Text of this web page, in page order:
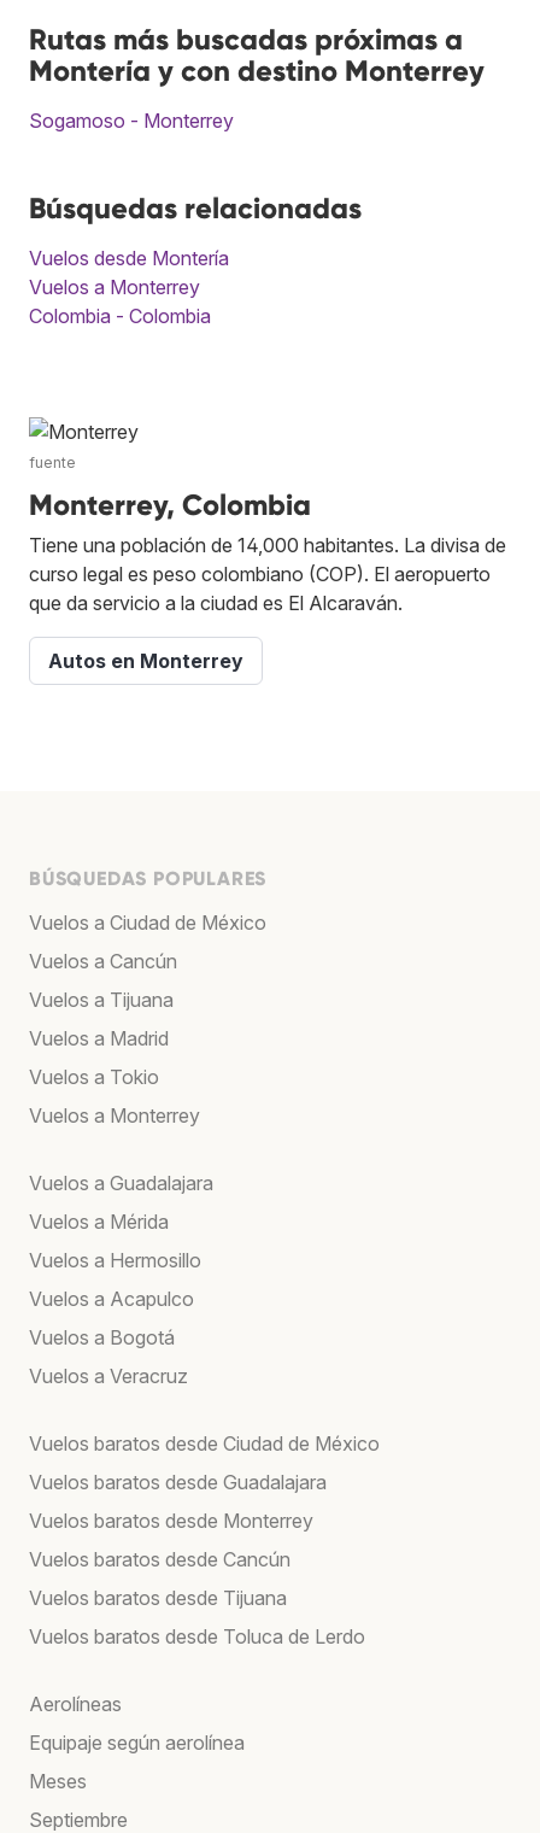
Rutas más buscadas próximas a
Montería y con destino Monterrey
Sogamoso - Monterrey
Búsquedas relacionadas
Vuelos desde Montería
Vuelos a Monterrey
Colombia - Colombia
fuente
Monterrey, Colombia
Tiene una población de 14,000 habitantes. La divisa de
curso legal es peso colombiano (COP). El aeropuerto
que da servicio a la ciudad es El Alcaraván.
Autos en Monterrey
BÚSQUEDAS POPULARES
Vuelos a Ciudad de México
Vuelos a Cancún
Vuelos a Tijuana
Vuelos a Madrid
Vuelos a Tokio
Vuelos a Monterrey
Vuelos a Guadalajara
Vuelos a Mérida
Vuelos a Hermosillo
Vuelos a Acapulco
Vuelos a Bogotá
Vuelos a Veracruz
Vuelos baratos desde Ciudad de México
Vuelos baratos desde Guadalajara
Vuelos baratos desde Monterrey
Vuelos baratos desde Cancún
Vuelos baratos desde Tijuana
Vuelos baratos desde Toluca de Lerdo
Aerolíneas
Equipaje según aerolínea
Meses
Septiembre